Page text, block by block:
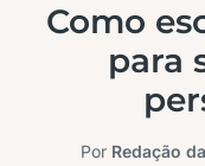
Como
para
Por Redação